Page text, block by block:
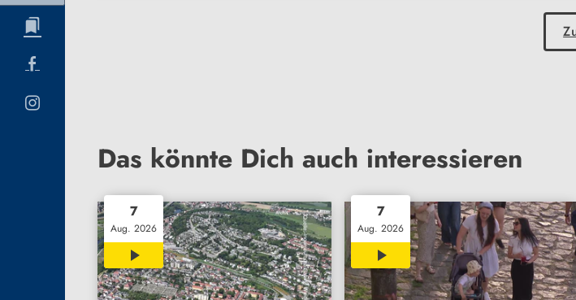
Das könnte Dich auch interessieren
7
Aug. 2026
00:32
7
Aug. 2026
02:02